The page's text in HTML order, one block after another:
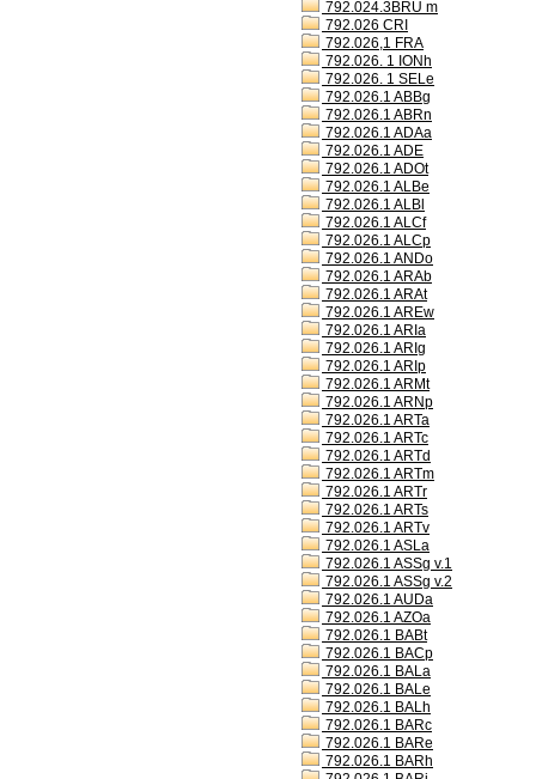
792.024.3BRU m
792.026 CRI
792.026,1 FRA
792.026. 1 IONh
792.026. 1 SELe
792.026.1 ABBg
792.026.1 ABRn
792.026.1 ADAa
792.026.1 ADE
792.026.1 ADOt
792.026.1 ALBe
792.026.1 ALBl
792.026.1 ALCf
792.026.1 ALCp
792.026.1 ANDo
792.026.1 ARAb
792.026.1 ARAt
792.026.1 AREw
792.026.1 ARIa
792.026.1 ARIg
792.026.1 ARIp
792.026.1 ARMt
792.026.1 ARNp
792.026.1 ARTa
792.026.1 ARTc
792.026.1 ARTd
792.026.1 ARTm
792.026.1 ARTr
792.026.1 ARTs
792.026.1 ARTv
792.026.1 ASLa
792.026.1 ASSg v.1
792.026.1 ASSg v.2
792.026.1 AUDa
792.026.1 AZOa
792.026.1 BABt
792.026.1 BACp
792.026.1 BALa
792.026.1 BALe
792.026.1 BALh
792.026.1 BARc
792.026.1 BARe
792.026.1 BARh